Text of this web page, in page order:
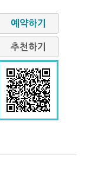
예약하기
추천하기